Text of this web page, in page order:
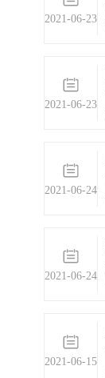
2021-06-23
2021-06-23
2021-06-24
2021-06-24
2021-06-15